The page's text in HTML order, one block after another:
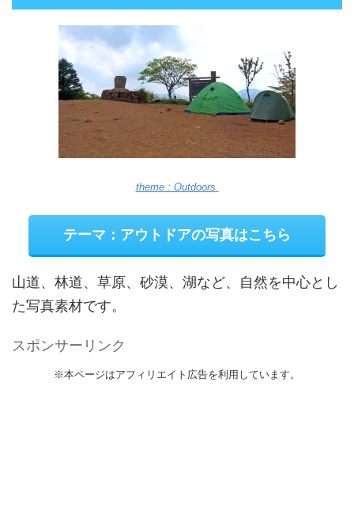
theme : Outdoors
テーマ：アウトドアの写真はこちら
山道、林道、草原、砂漠、湖など、自然を中心とし
た写真素材です。
スポンサーリンク
※本ページはアフィリエイト広告を利用しています。